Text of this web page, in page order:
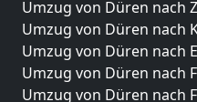
Umzug von Düren nach
Umzug von Düren nach
Umzug von Düren nach
Umzug von Düren nach
Umzug von Düren nach